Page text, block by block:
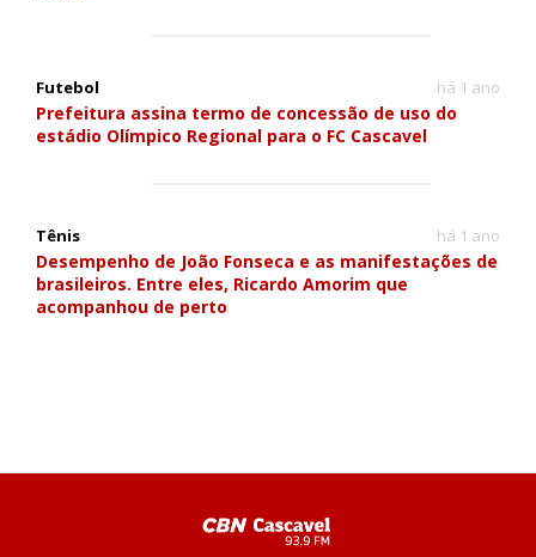
Futebol há 1 ano
Prefeitura assina termo de concessão de uso do
estádio Olímpico Regional para o FC Cascavel
Tênis há 1 ano
Desempenho de João Fonseca e as manifestações de
brasileiros. Entre eles, Ricardo Amorim que
acompanhou de perto